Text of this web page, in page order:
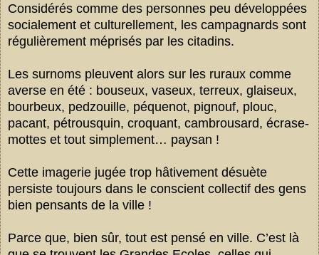
Considérés comme des personnes peu développées
socialement et culturellement, les campagnards sont
régulièrement méprisés par les citadins.
Les surnoms pleuvent alors sur les ruraux comme
averse en été : bouseux, vaseux, terreux, glaiseux,
bourbeux, pedzouille, péquenot, pignouf, plouc,
pacant, pétrousquin, croquant, cambrousard, écrase-
mottes et tout simplement… paysan !
Cette imagerie jugée trop hâtivement désuète
persiste toujours dans le conscient collectif des gens
bien pensants de la ville !
Parce que, bien sûr, tout est pensé en ville. C’est là